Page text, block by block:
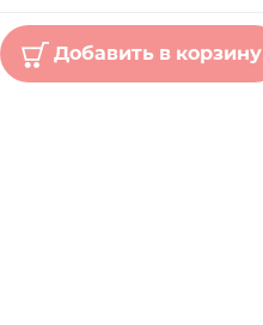
Добавить в корзину